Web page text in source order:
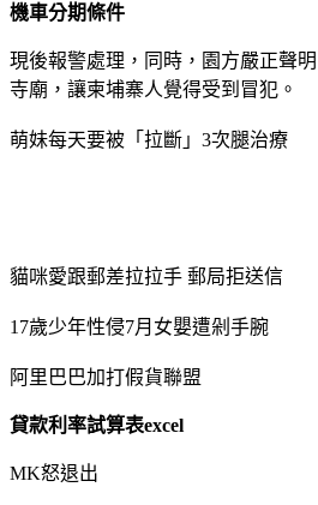
機車分期條件
現後報警處理，同時，園方嚴正聲
寺廟，讓柬埔寨人覺得受到冒犯。
萌妹每天要被「拉斷」3次腿治療
貓咪愛跟郵差拉拉手 郵局拒送信
17歲少年性侵7月女嬰遭剁手腕
阿里巴巴加打假貨聯盟
貸款利率試算表excel
MK怒退出